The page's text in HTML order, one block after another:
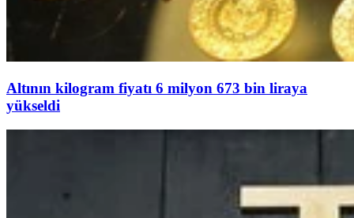
Altının kilogram fiyatı 6 milyon 673 bin liraya
yükseldi